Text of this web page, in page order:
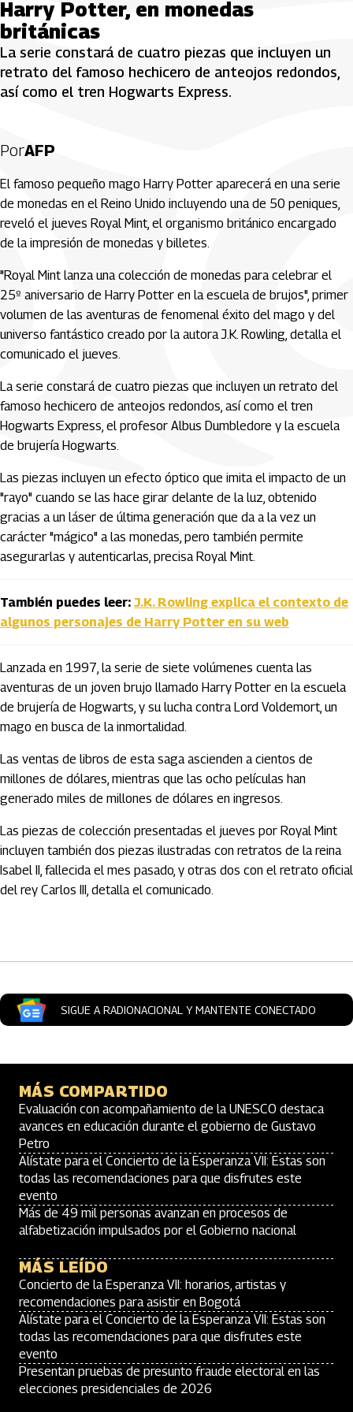
Harry Potter, en monedas
británicas
La serie constará de cuatro piezas que incluyen un
retrato del famoso hechicero de anteojos redondos,
así como el tren Hogwarts Express.
PorAFP
El famoso pequeño mago Harry Potter aparecerá en una serie
de monedas en el Reino Unido incluyendo una de 50 peniques,
reveló el jueves Royal Mint, el organismo británico encargado
de la impresión de monedas y billetes.
"Royal Mint lanza una colección de monedas para celebrar el
25º aniversario de Harry Potter en la escuela de brujos", primer
volumen de las aventuras de fenomenal éxito del mago y del
universo fantástico creado por la autora J.K. Rowling, detalla el
comunicado el jueves.
La serie constará de cuatro piezas que incluyen un retrato del
famoso hechicero de anteojos redondos, así como el tren
Hogwarts Express, el profesor Albus Dumbledore y la escuela
de brujería Hogwarts.
Las piezas incluyen un efecto óptico que imita el impacto de un
"rayo" cuando se las hace girar delante de la luz, obtenido
gracias a un láser de última generación que da a la vez un
carácter "mágico" a las monedas, pero también permite
asegurarlas y autenticarlas, precisa Royal Mint.
También puedes leer: J.K. Rowling explica el contexto de
algunos personajes de Harry Potter en su web
Lanzada en 1997, la serie de siete volúmenes cuenta las
aventuras de un joven brujo llamado Harry Potter en la escuela
de brujería de Hogwarts, y su lucha contra Lord Voldemort, un
mago en busca de la inmortalidad.
Las ventas de libros de esta saga ascienden a cientos de
millones de dólares, mientras que las ocho películas han
generado miles de millones de dólares en ingresos.
Las piezas de colección presentadas el jueves por Royal Mint
incluyen también dos piezas ilustradas con retratos de la reina
Isabel II, fallecida el mes pasado, y otras dos con el retrato oficial
del rey Carlos III, detalla el comunicado.
SIGUE A RADIONACIONAL Y MANTENTE CONECTADO
MÁS COMPARTIDO
Evaluación con acompañamiento de la UNESCO destaca
avances en educación durante el gobierno de Gustavo
Petro
Alístate para el Concierto de la Esperanza VII: Estas son
todas las recomendaciones para que disfrutes este
evento
Más de 49 mil personas avanzan en procesos de
alfabetización impulsados por el Gobierno nacional
MÁS LEÍDO
Concierto de la Esperanza VII: horarios, artistas y
recomendaciones para asistir en Bogotá
Alístate para el Concierto de la Esperanza VII: Estas son
todas las recomendaciones para que disfrutes este
evento
Presentan pruebas de presunto fraude electoral en las
elecciones presidenciales de 2026